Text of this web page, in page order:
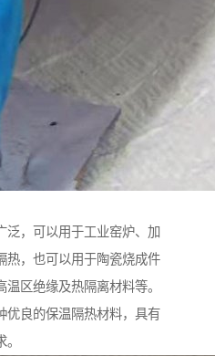
泛，可以用于工业窑炉、加
热，也可以用于陶瓷烧成件
区绝缘及热隔离材料等。
优良的保温隔热材料，具有